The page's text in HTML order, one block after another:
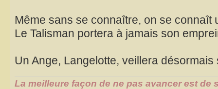
Même sans se connaître, on se connaît
Le Talisman portera à jamais son
Un Ange, Langelotte, veillera désormais
La meilleure façon de ne pas avancer est de